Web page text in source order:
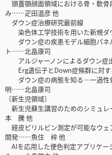
頭蓋顎顔面領域における骨・軟
み……疋田温彦 他
ダウン症治療研究最前線
染色体工学技術を用いた新規ダ
ダウン症の疾患モデル細胞パネ
ト……北畠康司
アルジャーノンによるダウン症
Erg遺伝子とDown症候群に対
ダウン症の病態を知る―一過性
明……北畠康司
〔新生児領域〕
新生児蘇生講習のためのシミュ
本 騰 他
経皮ビリルビン測定が可能なウェ
開発……魚住 梓 他
AIを応用した便色判定アプリケー